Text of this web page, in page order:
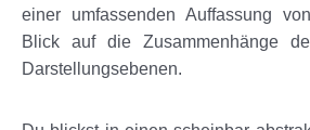
einer umfassenden Auffassung
Blick auf die Zusammenhänge
Darstellungsebenen.